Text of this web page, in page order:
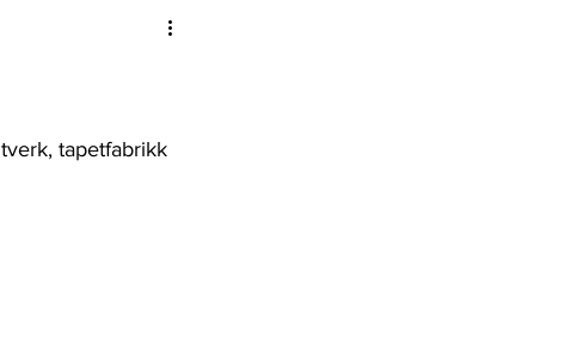
tapetfabrikk